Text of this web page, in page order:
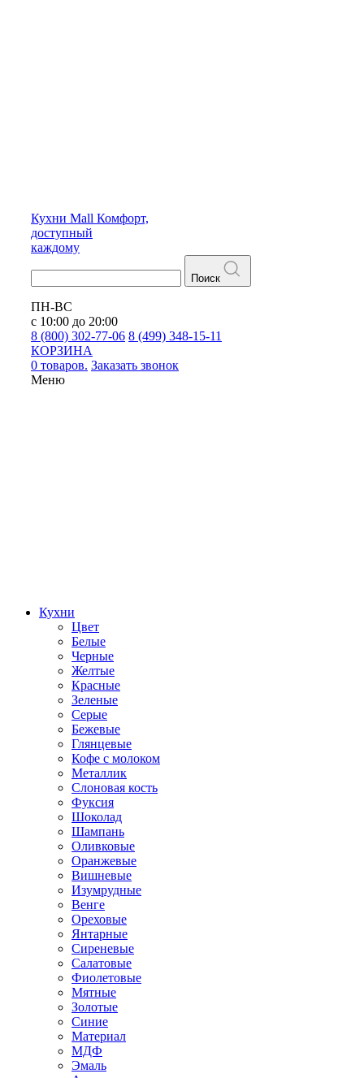
Кухни Mall Комфорт,
доступный
каждому
Поиск
ПН-ВС
с 10:00 до 20:00
8 (800) 302-77-06 8 (499) 348-15-11
КОРЗИНА
0 товаров. Заказать звонок
Меню
Кухни
Цвет
Белые
Черные
Желтые
Красные
Зеленые
Серые
Бежевые
Глянцевые
Кофе с молоком
Металлик
Слоновая кость
Фуксия
Шоколад
Шампань
Оливковые
Оранжевые
Вишневые
Изумрудные
Венге
Ореховые
Янтарные
Сиреневые
Салатовые
Фиолетовые
Мятные
Золотые
Синие
Материал
МДФ
Эмаль